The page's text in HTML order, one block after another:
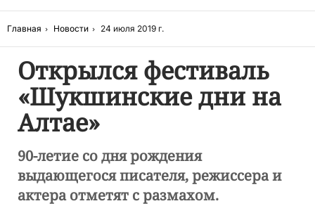
Главная Новости 24 июля 2019 г.
Открылся фестиваль
«Шукшинские дни на
Алтае»
90-летие со дня рождения
выдающегося писателя, режиссера и
актера отметят с размахом.